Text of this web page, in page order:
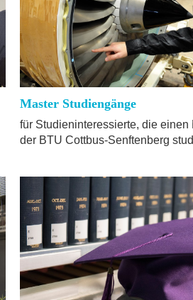
Master Studiengänge
für Studieninteressierte, die einen
der BTU Cottbus-Senftenberg